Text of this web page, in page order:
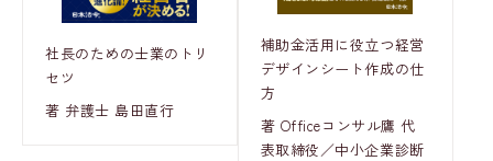
社長のための士業のトリ
セツ
著 弁護士 島田直行
補助金活用に役立つ経営
デザインシート作成の仕
方
著 Officeコンサル鷹 代
表取締役／中小企業診断